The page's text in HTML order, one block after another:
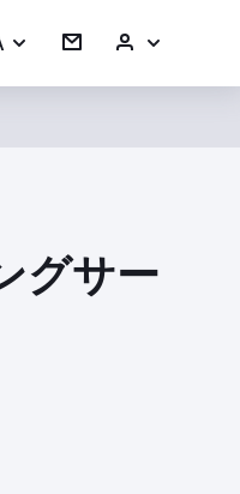
グサー